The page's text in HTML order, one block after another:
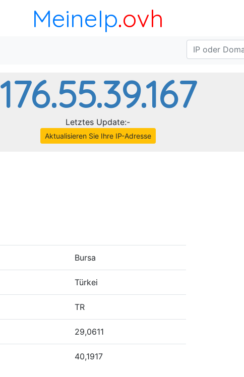
MeineIp.ovh
176.55.39.167
Letztes Update:-
Aktualisieren Sie Ihre IP-Adresse
Bursa
Türkei
TR
29,0611
40,1917